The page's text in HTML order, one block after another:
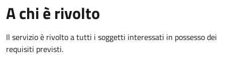
A chi è rivolto
Il servizio è rivolto a tutti i soggetti interessati in possesso dei
requisiti previsti.